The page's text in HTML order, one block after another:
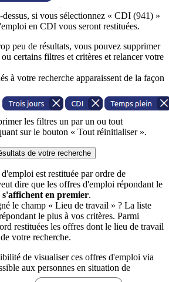
si vous sélectionnez « CDI (941) »
en CDI vous seront restituées.
peu de résultats, vous pouvez supprimer
certains filtres et critères et relancer votre
à votre recherche apparaissent de la façon
les filtres un par un ou tout
sur le bouton « Tout réinitialiser ».
de votre recherche
est restituée par ordre de
dire que les offres d'emploi répondant le
s'affichent en premier.
le champ « Lieu de travail » ? La liste
le plus à vos critères. Parmi
restituées les offres dont le lieu de travail
votre recherche.
de visualiser ces offres d'emploi via
aux personnes en situation de